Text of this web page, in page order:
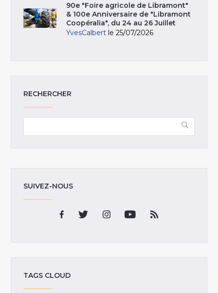
90e "Foire agricole de Libramont"
& 100e Anniversaire de "Libramont
Coopéralia", du 24 au 26 Juillet
YvesCalbert le 25/07/2026
RECHERCHER
SUIVEZ-NOUS
TAGS CLOUD